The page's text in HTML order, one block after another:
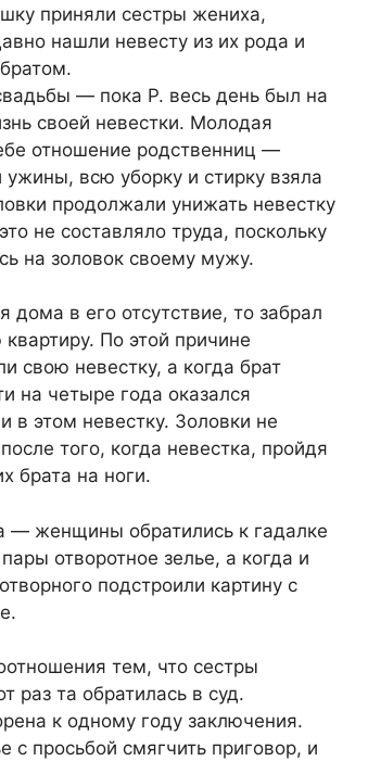
приняли сестры жениха,
нашли невесту из их рода и
— пока Р. весь день был на
своей невестки. Молодая
отношение родственниц —
всю уборку и стирку взяла
продолжали унижать невестку
не составляло труда, поскольку
на золовок своему мужу.
дома в его отсутствие, то забрал
По этой причине
невестку, а когда брат
на четыре года оказался
в этом невестку. Золовки не
того, когда невестка, пройдя
брата на ноги.
— женщины обратились к гадалке
отворотное зелье, а когда и
подстроили картину с
тем, что сестры
раз та обратилась в суд.
к одному году заключения.
с просьбой смягчить приговор, и